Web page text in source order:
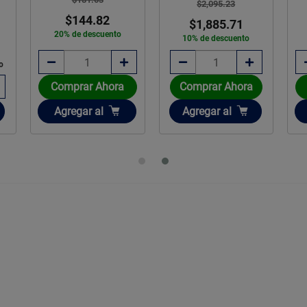
$144.82
20% de descuento
Comprar Ahora
Añadir
Agregar al
$2,095.23
$1,885.71
10% de descuento
Comprar Ahora
Añadir
Agregar al